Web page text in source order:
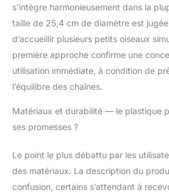
pour
de la
avec
ce bain
les
debout
reposer. Il
s’intègre harmonieusement dans la
taille de 25,4 cm de diamètre est
d’accueillir plusieurs petits oiseaux
première approche confirme une
utilisation immédiate, à condition de
l’équilibre des chaînes.
Matériaux et durabilité — le plastique
ses promesses ?
Le point le plus débattu par les
des matériaux. La description du
confusion, certains s’attendant à